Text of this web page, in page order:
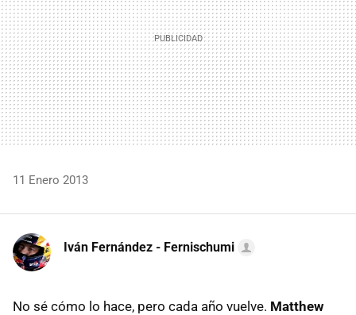
11 Enero 2013
Iván Fernández - Fernischumi
No sé cómo lo hace, pero cada año vuelve. Matthew